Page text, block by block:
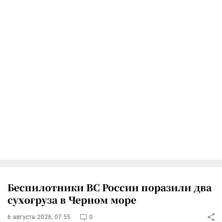
Беспилотники ВС России поразили два
сухогруза в Черном море
6 августа 2026, 07:55 0